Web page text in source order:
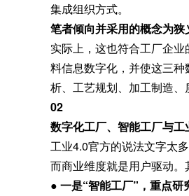
集成组织方式。
笔者倾向并采用的概念为狭
实际上，这也符合工厂企
料信息数字化，并使这三
析、工艺规划、加工制造、
02
数字化工厂、智能工厂与工
工业4.0官方的说法文字太
而商业维度就是用户驱动。
● 一是“智能工厂”，重点